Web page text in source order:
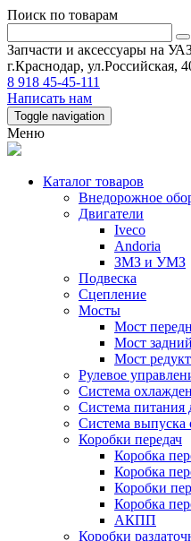
Поиск по товарам
Запчасти и аксессуары на
г.Краснодар, ул.Российская,
8 918 45-45-111
Написать нам
Toggle navigation
Меню
Каталог товаров
Внедорожное
Двигатели
Iveco
Andoria
ЗМЗ и УМЗ
Подвеска
Сцепление
Мосты
Мост
Мост задний
Мост
Рулевое
Система
Система питания
Система выпуска
Коробки передач
Коробка
Коробка
Коробки
Коробка
АКПП
Коробки